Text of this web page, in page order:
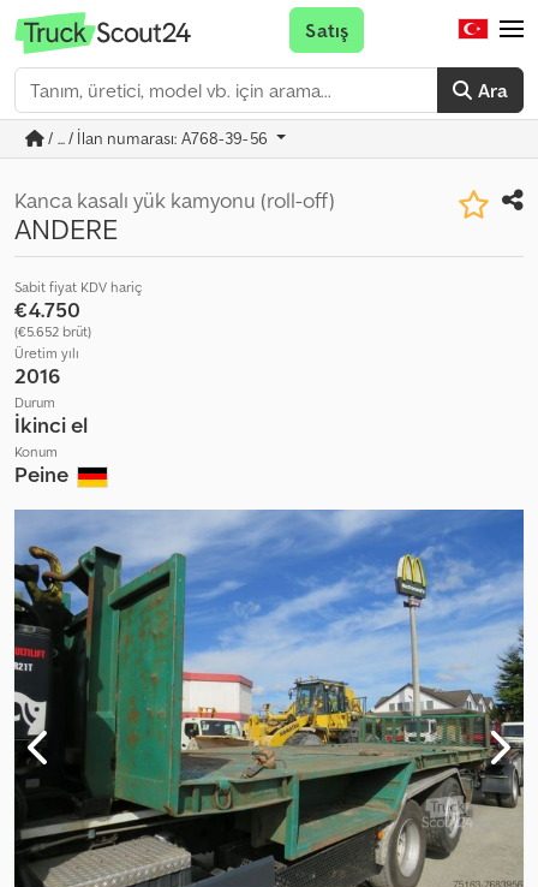
Ara
Satış
/ ... / İlan numarası: A768-39-56
Kanca kasalı yük kamyonu (roll-off)
ANDERE
Sabit fiyat KDV hariç
€4.750
(€5.652 brüt)
Üretim yılı
2016
Durum
İkinci el
Konum
Peine